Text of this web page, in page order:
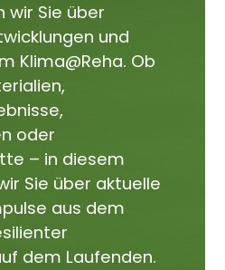
wir Sie über
und
Klima@Reha. Ob
oder
– in diesem
Sie über aktuelle
aus dem
dem Laufenden.